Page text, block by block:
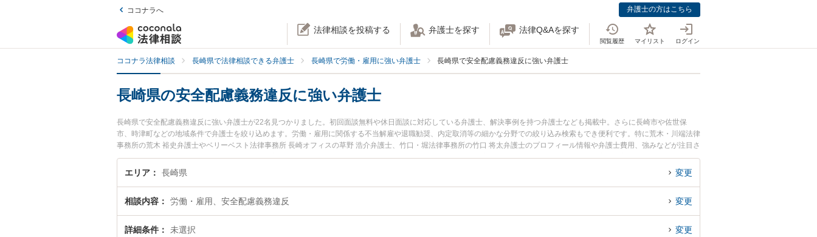
ココナラへ 弁護士の方はこちら
法律相談を投稿する 弁護士を探す 法律Q&Aを探す
閲覧履歴 マイリスト ログイン
ココナラ法律相談 長崎県で法律相談できる弁護士 長崎県で労働・雇用に強い弁護士 長崎県で安全配慮義務違反に強い弁護士
長崎県の安全配慮義務違反に強い弁護士
長崎県で安全配慮義務違反に強い弁護士が22名見つかりました。初回面談無料や休日面談に対応している弁護士、解決事例を持つ弁護士なども掲載中。さらに長崎市や佐世保
市、時津町などの地域条件で弁護士を絞り込めます。労働・雇用に関係する不当解雇や退職勧奨、内定取消等の細かな分野での絞り込み検索もでき便利です。特に荒木・川端法律
事務所の荒木 裕史弁護士やベリーベスト法律事務所 長崎オフィスの草野 浩介弁護士、竹口・堀法律事務所の竹口 将太弁護士のプロフィール情報や弁護士費用、強みなどが注目さ
れています。『長崎県で土日や夜間に発生した安全配慮義務違反のトラブルを今すぐに弁護士に相談したい』『安全配慮義務違反のトラブル解決の実績豊富な近くの弁護士を検索
したい』『初回相談無料で安全配慮義務違反を法律相談できる長崎県内の弁護士に相談予約したい』などでお困りの相談者さんにおすすめです。
エリア 長崎県 変更
相談内容 労働・雇用、安全配慮義務違反 変更
詳細条件 未選択 変更